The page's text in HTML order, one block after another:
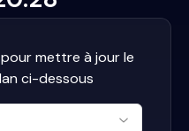
mettre à jour le
ci-dessous